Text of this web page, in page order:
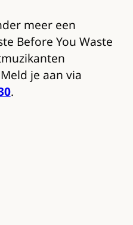
meer een
Before You Waste
je aan via
.